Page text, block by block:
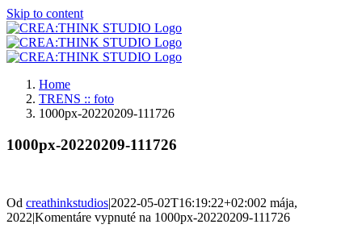
Skip to content
Home
TRENS :: foto
1000px-20220209-111726
1000px-20220209-111726
Od creathinkstudios|2022-05-02T16:19:22+02:002 mája,
2022|Komentáre vypnuté na 1000px-20220209-111726